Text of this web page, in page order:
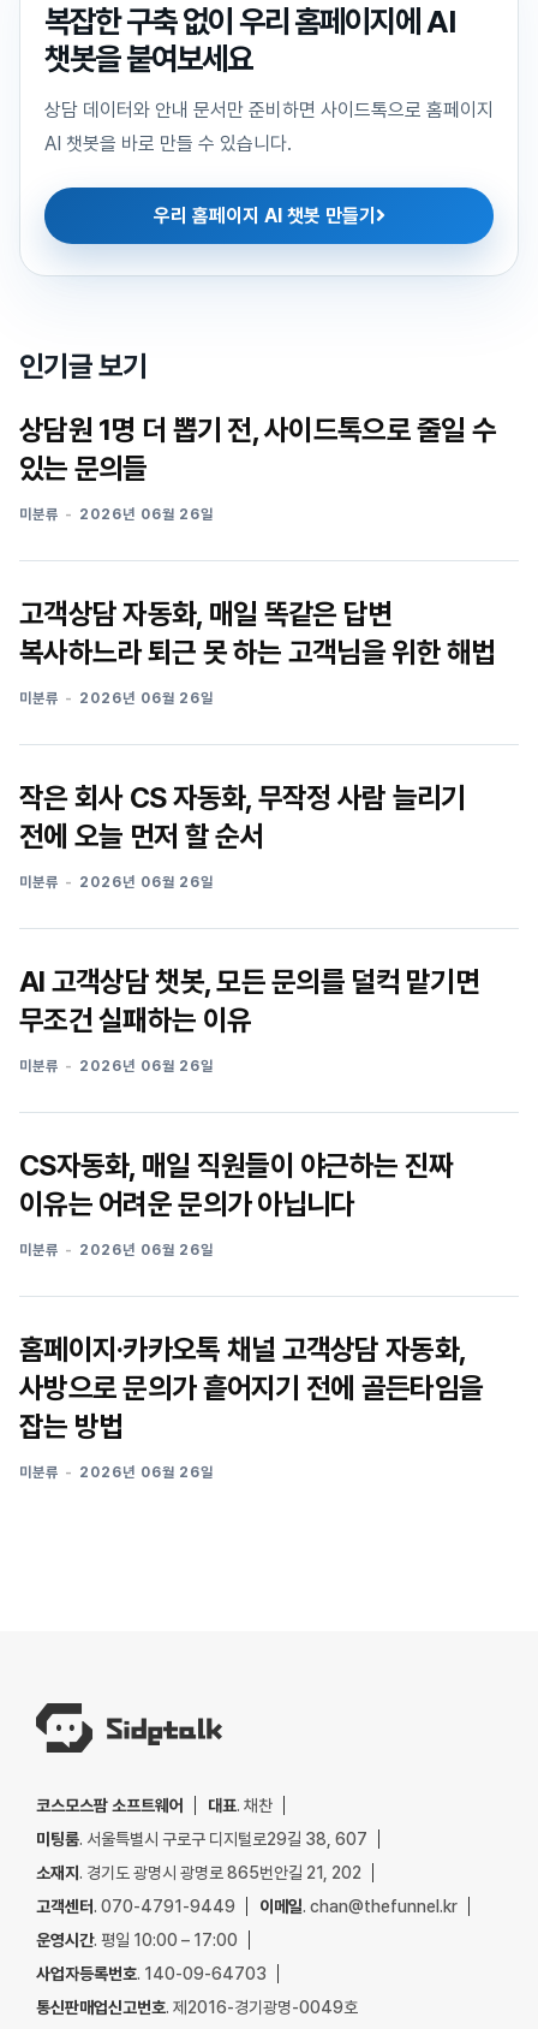
복잡한 구축 없이 우리 홈페이지에 AI
챗봇을 붙여보세요
상담 데이터와 안내 문서만 준비하면 사이드톡으로 홈페이지
AI 챗봇을 바로 만들 수 있습니다.
우리 홈페이지 AI 챗봇 만들기
인기글 보기
상담원 1명 더 뽑기 전, 사이드톡으로 줄일 수
있는 문의들
미분류 2026년 06월 26일
고객상담 자동화, 매일 똑같은 답변
복사하느라 퇴근 못 하는 고객님을 위한 해법
미분류 2026년 06월 26일
작은 회사 CS 자동화, 무작정 사람 늘리기
전에 오늘 먼저 할 순서
미분류 2026년 06월 26일
AI 고객상담 챗봇, 모든 문의를 덜컥 맡기면
무조건 실패하는 이유
미분류 2026년 06월 26일
CS자동화, 매일 직원들이 야근하는 진짜
이유는 어려운 문의가 아닙니다
미분류 2026년 06월 26일
홈페이지·카카오톡 채널 고객상담 자동화,
사방으로 문의가 흩어지기 전에 골든타임을
잡는 방법
미분류 2026년 06월 26일
코스모스팜 소프트웨어 대표. 채찬
미팅룸. 서울특별시 구로구 디지털로29길 38, 607
소재지. 경기도 광명시 광명로 865번안길 21, 202
고객센터. 070-4791-9449 이메일. chan@thefunnel.kr
운영시간. 평일 10:00 – 17:00
사업자등록번호. 140-09-64703
통신판매업신고번호. 제2016-경기광명-0049호